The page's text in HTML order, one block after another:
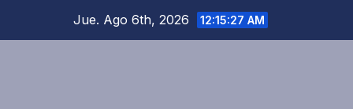
Jue. Ago 6th, 2026 12:15:28 AM